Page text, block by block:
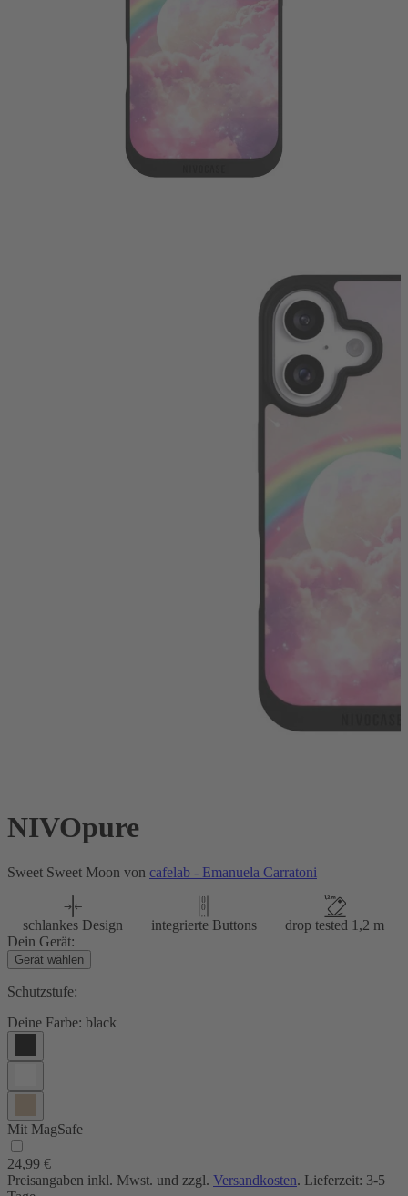
NIVOpure
Sweet Sweet Moon von cafelab - Emanuela Carratoni
schlankes Design integrierte Buttons
drop tested 1,2 m
Dein Gerät:
Gerät wählen
Schutzstufe:
Deine Farbe: black
Mit MagSafe
24,99 €
Preisangaben inkl. Mwst. und zzgl. Versandkosten. Lieferzeit: 3-5